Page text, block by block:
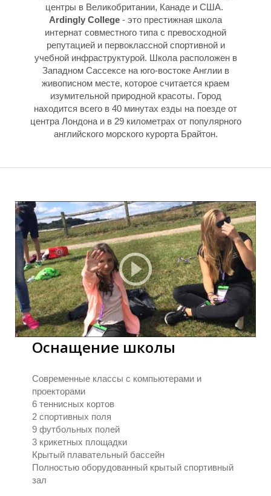
центры в Великобритании, Канаде и США.
Ardingly College - это престижная школа
интернат совместного типа с превосходной
репутацией и первоклассной спортивной и
учебной инфраструктурой. Школа расположен в
Западном Сассексе на юго-востоке Англии в
живописном месте, которое считается краем
изумительной природной красоты. Город
находится всего в 40 минутах езды на поезде от
центра Лондона и в 29 километрах от популярного
английского морского курорта Брайтон.
Оснащение школы
Современные классы с компьютерами и
проекторами
6 теннисных кортов
2 спортивных поля
9 футбольных полей
3 крикетных площадки
Крытый плавательный бассейн
Полностью оборудованный крытый спортивный
зал